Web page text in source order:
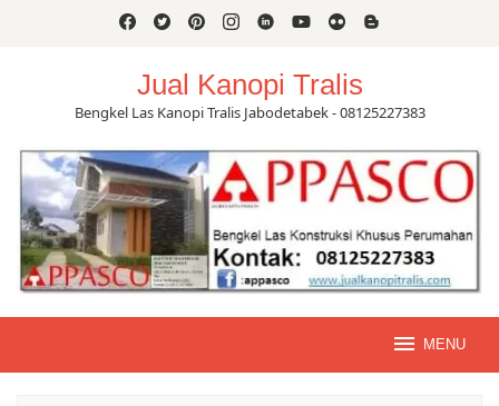
Jual Kanopi Tralis
Bengkel Las Kanopi Tralis Jabodetabek - 08125227383
MENU